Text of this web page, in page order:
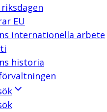
EU
internationella arbete
historia